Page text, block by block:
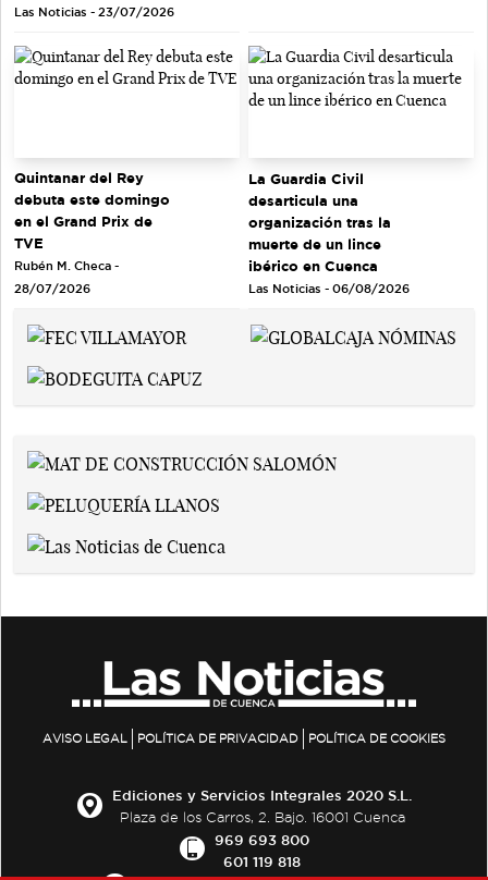
Las Noticias - 23/07/2026
Quintanar del Rey
debuta este domingo
en el Grand Prix de
TVE
Rubén M. Checa -
28/07/2026
La Guardia Civil
desarticula una
organización tras la
muerte de un lince
ibérico en Cuenca
Las Noticias - 06/08/2026
AVISO LEGAL POLÍTICA DE PRIVACIDAD POLÍTICA DE COOKIES
Ediciones y Servicios Integrales 2020 S.L.
Plaza de los Carros, 2. Bajo. 16001 Cuenca
969 693 800
601 119 818